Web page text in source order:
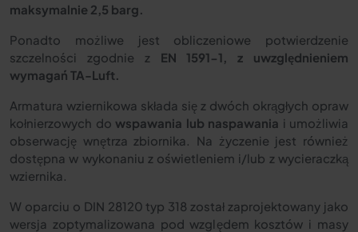
maksymalnie 2,5 barg.
Ponadto możliwe jest obliczeniowe potwierdzenie
szczelności zgodnie z EN 1591-1, z uwzględnieniem
wymagań TA-Luft.
Armatura wziernikowa składa się z dwóch okrągłych opraw
kołnierzowych do wspawania lub naspawania i umożliwia
obserwację wnętrza zbiornika. Na życzenie jest również
dostępna w wykonaniu z oświetleniem i/lub z wycieraczką
wziernika.
W oparciu o DIN 28120 typ 318 został zaprojektowany jako
wersja zoptymalizowana pod względem kosztów i masy